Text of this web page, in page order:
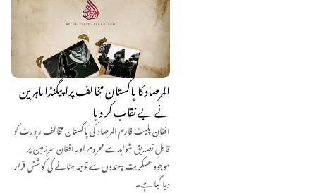
المرصاد کا پاکستان مخالف پراپیگنڈا ماہرین
نے بے نقاب کر دیا
افغان پلیٹ فارم المرصاد کی پاکستان مخالف رپورٹ کو
قابلِ تصدیق شواہد سے محروم اور افغان سرزمین پر
موجود عسکریت پسندوں سے توجہ ہٹانے کی کوشش قرار
دیا گیا ہے۔